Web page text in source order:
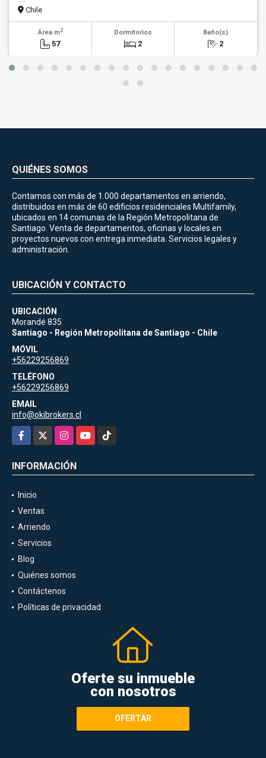
Chile
Área m2
57
Dormitorios
2
Baño(s)
2
QUIÉNES SOMOS
Contamos con más de 1.000 departamentos en arriendo,
distribuidos en más de 60 edificios residenciales Multifamily,
ubicados en 14 comunas de la Región Metropolitana de
Santiago. Venta de departamentos, oficinas y locales en
proyectos nuevos con entrega inmediata. Servicios legales y
administración.
UBICACIÓN Y CONTACTO
UBICACIÓN
Morandé 835
Santiago - Región Metropolitana de Santiago - Chile
MÓVIL
+56229256869
TELÉFONO
+56229256869
EMAIL
info@okibrokers.cl
Facebook
InstagramYouTubeTikTok
INFORMACIÓN
Inicio
Ventas
Arriendo
Servicios
Blog
Quiénes somos
Contáctenos
Políticas de privacidad
Oferte su inmueble
con nosotros
OFERTAR